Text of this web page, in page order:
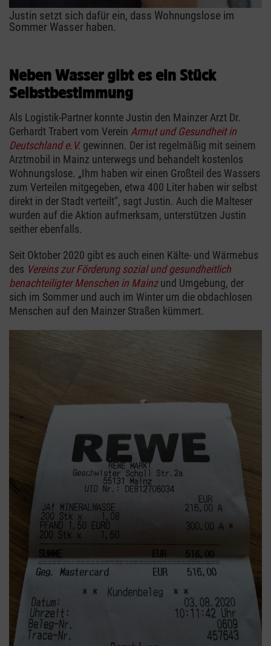
Justin setzt sich dafür ein, dass Wohnungslose im
Sommer Wasser haben.
Neben Wasser gibt es ein Stück
Selbstbestimmung
Als Logistik-Partner konnte Justin den Mainzer Arzt Dr.
Gerhardt Trabert vom Verein Armut und Gesundheit in
Deutschland e.V. gewinnen. Der ist regelmäßig mit seinem
Arztmobil in Mainz unterwegs und behandelt kostenlos
Wohnungslose. „Ihm haben wir einen Großteil des Wassers
zum Verteilen mitgegeben, etwa 400 Liter haben wir selbst
direkt in der Stadt verteilt“, sagt Justin. Auch die Malteser
wurden auf die Aktion aufmerksam, unterstützen Justin
seither ebenfalls.
Seit Oktober 2020 gibt es auch einen Kälte- und Wärmebus
des Vereins zur Förderung sozial und gesundheitlich
benachteiligter Menschen in Mainzund Umgebung, der
sich im Sommer und auch im Winter um die obdachlosen
Menschen auf den Mainzer Straßen kümmert.